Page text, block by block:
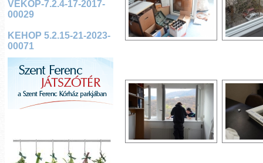
VEKOP-7.2.4-17-2017-
00029
KEHOP 5.2.15-21-2023-
00071